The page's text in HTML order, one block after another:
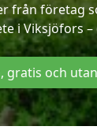
från företag
i Viksjöfors –
gratis och